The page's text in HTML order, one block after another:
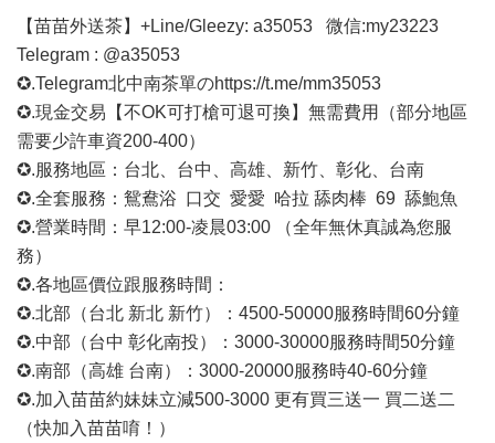
【苗苗外送茶】+Line/Gleezy: a35053 微信:my23223
Telegram : @a35053
✪.Telegram北中南茶單のhttps://t.me/mm35053
✪.現金交易【不OK可打槍可退可換】無需費用（部分地區
需要少許車資200-400）
✪.服務地區：台北、台中、高雄、新竹、彰化、台南
✪.全套服務：鴛鴦浴 口交 愛愛 哈拉 舔肉棒 69 舔鮑魚
✪.營業時間：早12:00-凌晨03:00 （全年無休真誠為您服
務）
✪.各地區價位跟服務時間：
✪.北部（台北 新北 新竹）：4500-50000服務時間60分鐘
✪.中部（台中 彰化南投）：3000-30000服務時間50分鐘
✪.南部（高雄 台南）：3000-20000服務時40-60分鐘
✪.加入苗苗約妹妹立減500-3000 更有買三送一 買二送二
（快加入苗苗唷！）